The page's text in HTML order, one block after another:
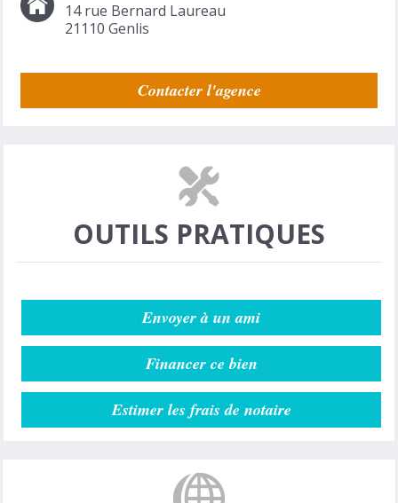
14 rue Bernard Laureau
21110 Genlis
Contacter l'agence
OUTILS PRATIQUES
Envoyer à un ami
Financer ce bien
Estimer les frais de notaire